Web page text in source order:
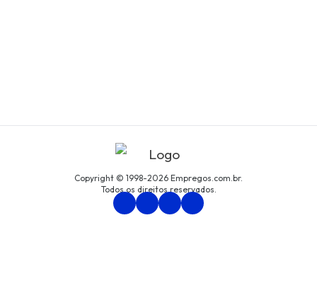
Copyright © 1998-2026 Empregos.com.br.
Todos os direitos reservados.